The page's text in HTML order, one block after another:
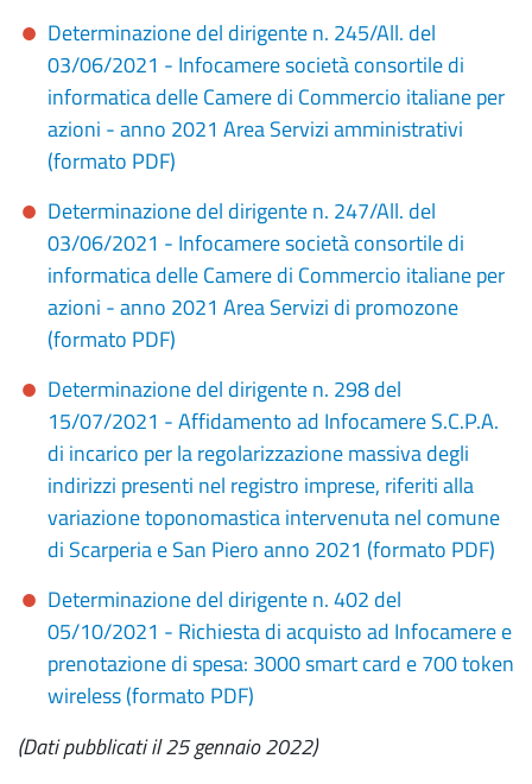
Determinazione del dirigente n. 245/All. del
03/06/2021 - Infocamere società consortile di
informatica delle Camere di Commercio italiane per
azioni - anno 2021 Area Servizi amministrativi
(formato PDF)
Determinazione del dirigente n. 247/All. del
03/06/2021 - Infocamere società consortile di
informatica delle Camere di Commercio italiane per
azioni - anno 2021 Area Servizi di promozone
(formato PDF)
Determinazione del dirigente n. 298 del
15/07/2021 - Affidamento ad Infocamere S.C.P.A.
di incarico per la regolarizzazione massiva degli
indirizzi presenti nel registro imprese, riferiti alla
variazione toponomastica intervenuta nel comune
di Scarperia e San Piero anno 2021 (formato PDF)
Determinazione del dirigente n. 402 del
05/10/2021 - Richiesta di acquisto ad Infocamere e
prenotazione di spesa: 3000 smart card e 700 token
wireless (formato PDF)
(Dati pubblicati il 25 gennaio 2022)